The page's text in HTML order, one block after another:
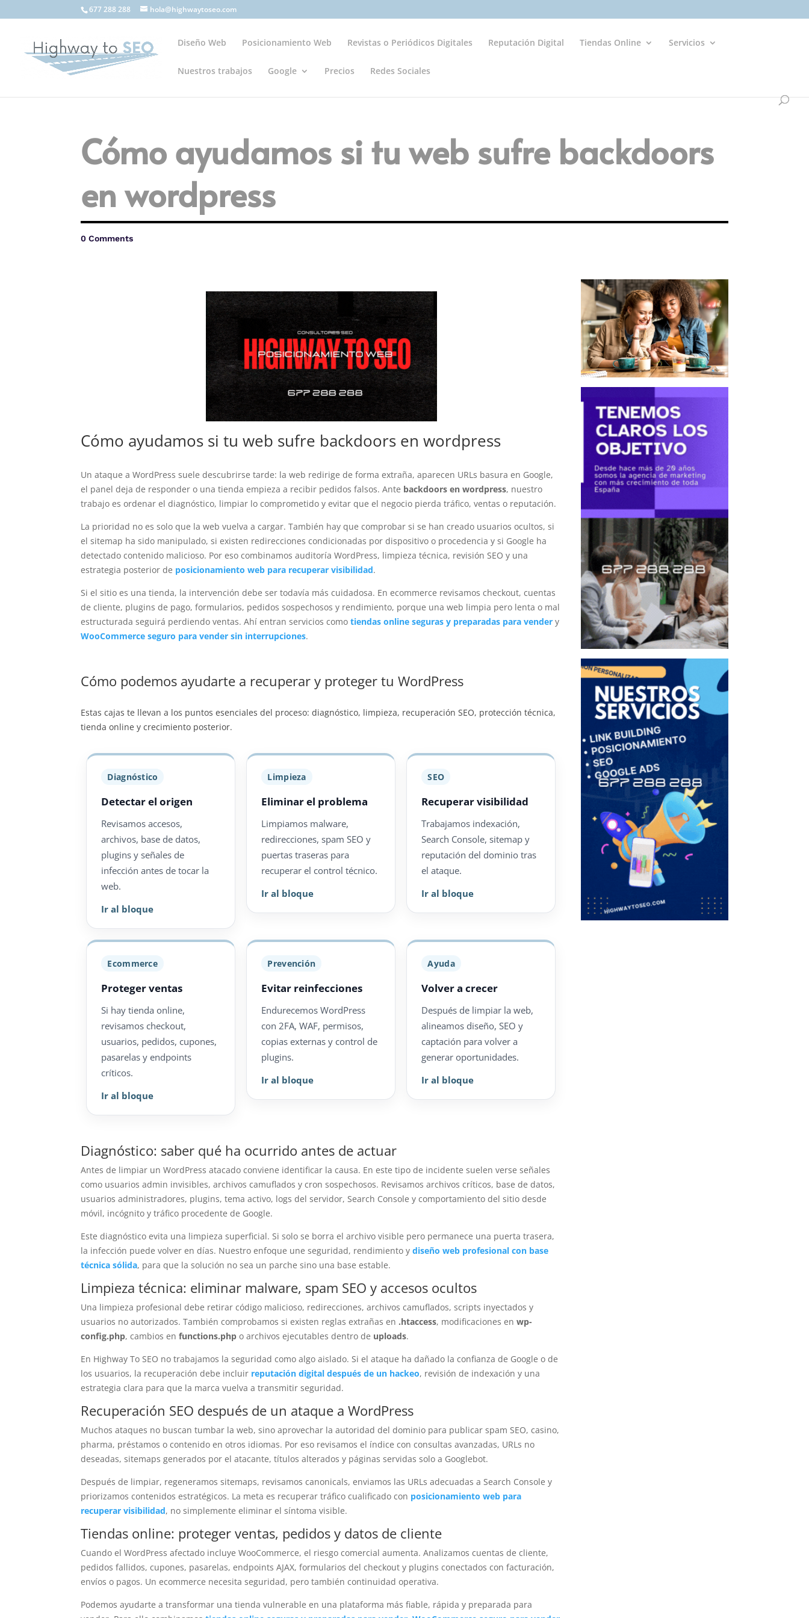
677 288 288 hola@highwaytoseo.com
Diseño Web Posicionamiento Web Revistas o Periódicos Digitales Reputación Digital Tiendas Online Servicios
Nuestros trabajos Google Precios Redes Sociales
Cómo ayudamos si tu web sufre backdoors
en wordpress
0 Comments
Cómo ayudamos si tu web sufre backdoors en wordpress
Un ataque a WordPress suele descubrirse tarde: la web redirige de forma extraña, aparecen URLs basura en Google,
el panel deja de responder o una tienda empieza a recibir pedidos falsos. Ante backdoors en wordpress, nuestro
trabajo es ordenar el diagnóstico, limpiar lo comprometido y evitar que el negocio pierda tráfico, ventas o reputación.
La prioridad no es solo que la web vuelva a cargar. También hay que comprobar si se han creado usuarios ocultos, si
el sitemap ha sido manipulado, si existen redirecciones condicionadas por dispositivo o procedencia y si Google ha
detectado contenido malicioso. Por eso combinamos auditoría WordPress, limpieza técnica, revisión SEO y una
estrategia posterior de posicionamiento web para recuperar visibilidad.
Si el sitio es una tienda, la intervención debe ser todavía más cuidadosa. En ecommerce revisamos checkout, cuentas
de cliente, plugins de pago, formularios, pedidos sospechosos y rendimiento, porque una web limpia pero lenta o mal
estructurada seguirá perdiendo ventas. Ahí entran servicios comotiendas online seguras y preparadas para vender y
WooCommerce seguro para vender sin interrupciones.
Cómo podemos ayudarte a recuperar y proteger tu WordPress
Estas cajas te llevan a los puntos esenciales del proceso: diagnóstico, limpieza, recuperación SEO, protección técnica,
tienda online y crecimiento posterior.
Diagnóstico
Detectar el origen
Revisamos accesos,
archivos, base de datos,
plugins y señales de
infección antes de tocar la
web.
Ir al bloque
Limpieza
Eliminar el problema
Limpiamos malware,
redirecciones, spam SEO y
puertas traseras para
recuperar el control técnico.
Ir al bloque
SEO
Recuperar visibilidad
Trabajamos indexación,
Search Console, sitemap y
reputación del dominio tras
el ataque.
Ir al bloque
Ecommerce
Proteger ventas
Si hay tienda online,
revisamos checkout,
usuarios, pedidos, cupones,
pasarelas y endpoints
críticos.
Ir al bloque
Prevención
Evitar reinfecciones
Endurecemos WordPress
con 2FA, WAF, permisos,
copias externas y control de
plugins.
Ir al bloque
Ayuda
Volver a crecer
Después de limpiar la web,
alineamos diseño, SEO y
captación para volver a
generar oportunidades.
Ir al bloque
Diagnóstico: saber qué ha ocurrido antes de actuar
Antes de limpiar un WordPress atacado conviene identificar la causa. En este tipo de incidente suelen verse señales
como usuarios admin invisibles, archivos camuflados y cron sospechosos. Revisamos archivos críticos, base de datos,
usuarios administradores, plugins, tema activo, logs del servidor, Search Console y comportamiento del sitio desde
móvil, incógnito y tráfico procedente de Google.
Este diagnóstico evita una limpieza superficial. Si solo se borra el archivo visible pero permanece una puerta trasera,
la infección puede volver en días. Nuestro enfoque une seguridad, rendimiento ydiseño web profesional con base
técnica sólida, para que la solución no sea un parche sino una base estable.
Limpieza técnica: eliminar malware, spam SEO y accesos ocultos
Una limpieza profesional debe retirar código malicioso, redirecciones, archivos camuflados, scripts inyectados y
usuarios no autorizados. También comprobamos si existen reglas extrañas en .htaccess, modificaciones enwp-
config.php, cambios enfunctions.php o archivos ejecutables dentro de uploads.
En Highway To SEO no trabajamos la seguridad como algo aislado. Si el ataque ha dañado la confianza de Google o de
los usuarios, la recuperación debe incluir reputación digital después de un hackeo, revisión de indexación y una
estrategia clara para que la marca vuelva a transmitir seguridad.
Recuperación SEO después de un ataque a WordPress
Muchos ataques no buscan tumbar la web, sino aprovechar la autoridad del dominio para publicar spam SEO, casino,
pharma, préstamos o contenido en otros idiomas. Por eso revisamos el índice con consultas avanzadas, URLs no
deseadas, sitemaps generados por el atacante, títulos alterados y páginas servidas solo a Googlebot.
Después de limpiar, regeneramos sitemaps, revisamos canonicals, enviamos las URLs adecuadas a Search Console y
priorizamos contenidos estratégicos. La meta es recuperar tráfico cualificado con posicionamiento web para
recuperar visibilidad, no simplemente eliminar el síntoma visible.
Tiendas online: proteger ventas, pedidos y datos de cliente
Cuando el WordPress afectado incluye WooCommerce, el riesgo comercial aumenta. Analizamos cuentas de cliente,
pedidos fallidos, cupones, pasarelas, endpoints AJAX, formularios del checkout y plugins conectados con facturación,
envíos o pagos. Un ecommerce necesita seguridad, pero también continuidad operativa.
Podemos ayudarte a transformar una tienda vulnerable en una plataforma más fiable, rápida y preparada para